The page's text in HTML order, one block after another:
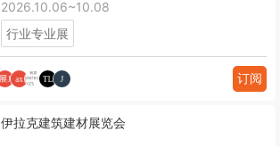
2026.10.06~10.08
行业专业展
订阅
伊拉克建筑建材展览会